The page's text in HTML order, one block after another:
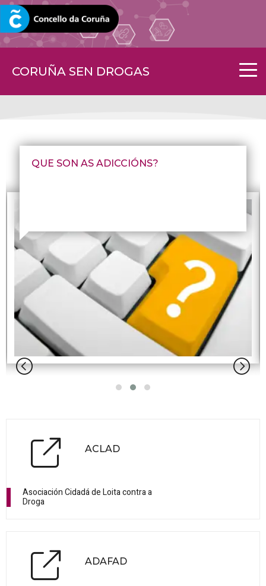
CORUÑA SEN DROGAS
CORUNA.GAL
QUE SON AS ADICCIÓNS?
ACLAD
Asociación Cidadá de Loita contra a
Droga
ADAFAD